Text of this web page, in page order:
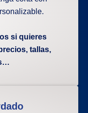
si quieres
tallas,